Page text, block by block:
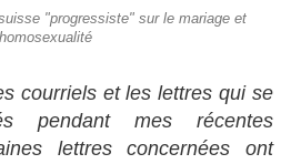
"progressiste" sur le mariage et
courriels et les lettres qui se
pendant mes récentes
lettres concernées ont